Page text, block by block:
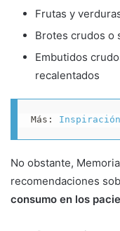
Frutas y
Brotes crudos o
Embutidos
recalentados
Más:
No obstante,
recomendaciones
consumo en los